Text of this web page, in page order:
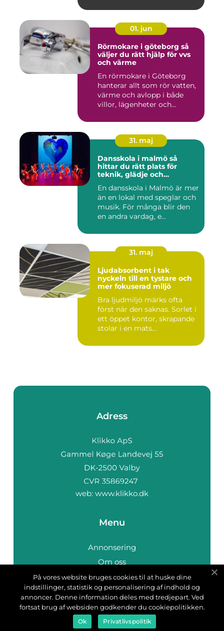
01. jun
Rörmokare i göteborg så
väljer du rätt hjälp för vvs
och värme
En rörmokare i Göteborg
hanterar allt som rör vatten,
värme och avlopp i både
villor, lägenheter och...
31. maj
Dansskola i malmö så
hittar du rätt plats för
teknik, glädje och
En dansskola i Malmö är mer
än en lokal med speglar och
musik. För många blir den
en andra vardag, e...
31. maj
Ljudabsorbent i tak
nyckeln till en tystare och
mer fokuserad miljö
Bra ljudmiljö märks ofta
först när den saknas. Sorlet i
ett öppet kontor, skrapande
stolar i en mats...
Adress
web: www.klikko.dk
Menu
Annonsering
Om oss
Cookies
Kontakta oss
Sitemap
På vores website bruges cookies til at huske dine
indstillinger, statistik og personalisering af indhold og
annoncer. Denne information deles med tredjepart. Ved
fortsat brug af websiden godkender du cookiepolitikken.
Ok Privatlivspolitik